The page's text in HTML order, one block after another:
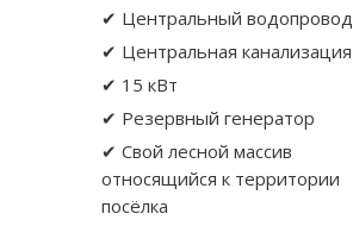
✔ Центральный водопровод
✔ Центральная канализация
✔ 15 кВт
✔ Резервный генератор
✔ Свой лесной массив
относящийся к территории
посёлка